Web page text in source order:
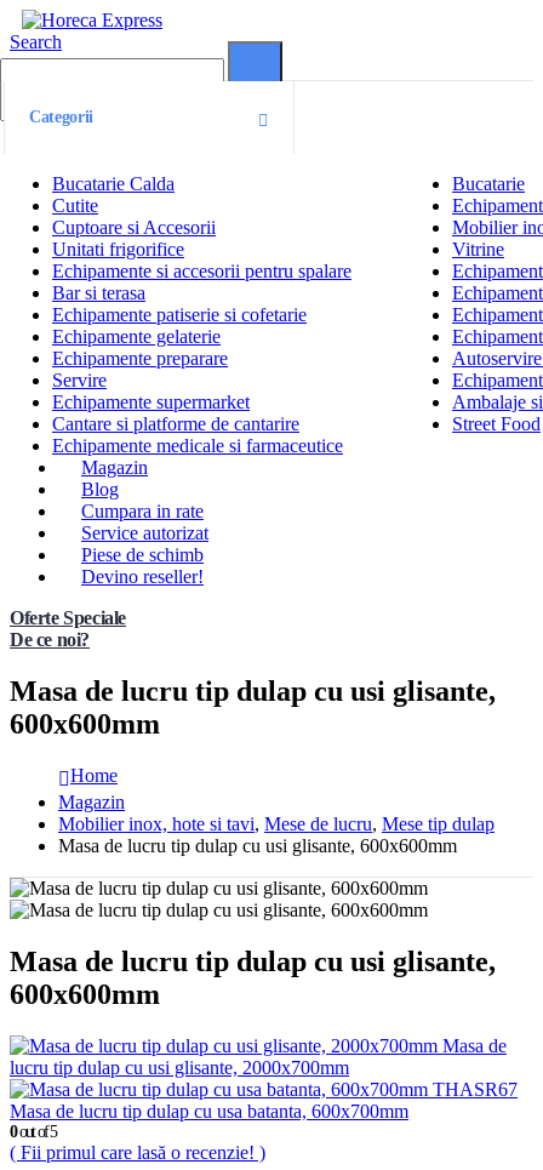
Search
Categorii
Bucatarie Calda
Bucatarie
Cutite
Cuptoare si Accesorii
Mobilier
Unitati frigorifice
Vitrine
Echipamente si accesorii pentru spalare
Bar si terasa
Echipamente patiserie si cofetarie
Echipamente gelaterie
Echipamente preparare
Servire
Echipamente supermarket
Ambalaje
Cantare si platforme de cantarire
Street Food
Echipamente medicale si farmaceutice
Magazin
Blog
Cumpara in rate
Service autorizat
Piese de schimb
Devino reseller!
Oferte Speciale
De ce noi?
Masa de lucru tip dulap cu usi glisante,
600x600mm
Home
Magazin
Mobilier inox, hote si tavi, Mese de lucru, Mese tip dulap
Masa de lucru tip dulap cu usi glisante, 600x600mm
Masa de lucru tip dulap cu usi glisante,
600x600mm
Masa de
lucru tip dulap cu usi glisante, 2000x700mm
Masa de lucru tip dulap cu usa batanta, 600x700mm
0out of 5
( Fii primul care lasă o recenzie! )